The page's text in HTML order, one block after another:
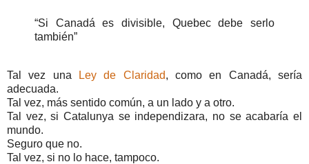
“Si Canadá es divisible, Quebec debe serlo
también”
Tal vez una Ley de Claridad, como en Canadá, sería
adecuada.
Tal vez, más sentido común, a un lado y a otro.
Tal vez, si Catalunya se independizara, no se acabaría el
mundo.
Seguro que no.
Tal vez, si no lo hace, tampoco.